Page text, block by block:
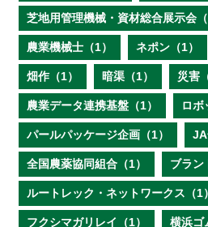
芝地用管理機械・資材総合展示会（
農業機械士（1） ネポン（1）
畑作（1） 暗渠（1） 災害
農業データ連携基盤（1） ロボ
パールパッケージ企画（1） JA
全国農薬協同組合（1） ブラン
ルートレック・ネットワークス（1）
フクシマガリレイ（1） 横浜ゴ